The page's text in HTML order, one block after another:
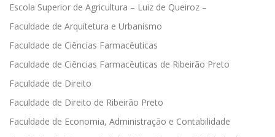
Escola Superior de Agricultura – Luiz de Queiroz –
Faculdade de Arquitetura e Urbanismo
Faculdade de Ciências Farmacêuticas
Faculdade de Ciências Farmacêuticas de Ribeirão Preto
Faculdade de Direito
Faculdade de Direito de Ribeirão Preto
Faculdade de Economia, Administração e Contabilidade